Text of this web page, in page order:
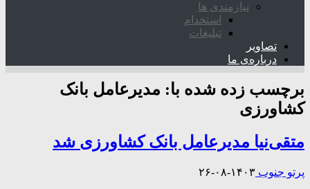
نیازمندی ها
استخدام
تبلیغات
تصاویر
درباره‌ی ما
برچسب زده شده با: مدیرعامل بانک
کشاورزی
متقی‌نیا مدیرعامل بانک کشاورزی شد
پرتو جنوب ۱۴۰۳-۰۸-۲۶